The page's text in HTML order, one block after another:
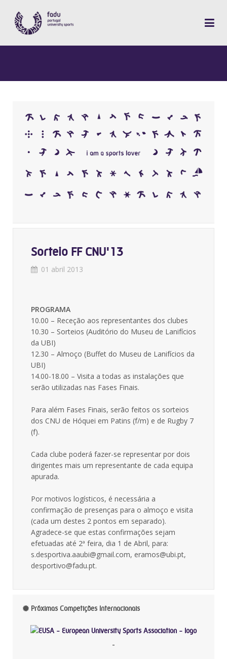
Sorteio FF CNU'13
01 abril 2013
PROGRAMA
10.00 – Receção aos representantes dos clubes
10.30 – Sorteios (Auditório do Museu de Lanifícios
da UBI)
12.30 – Almoço (Buffet do Museu de Lanifícios da
UBI)
14.00-18.00 – Visita a todas as instalações que
serão utilizadas nas Fases Finais.
Para além Fases Finais, serão feitos os sorteios
dos CNU de Hóquei em Patins (f/m) e de Rugby 7
(f).
Cada clube poderá fazer-se representar por dois
dirigentes mais um representante de cada equipa
apurada.
Por motivos logísticos, é necessária a
confirmação de presenças para o almoço e visita
(cada um destes 2 pontos em separado).
Agradece-se que estas confirmações sejam
efetuadas até 2ª feira, dia 1 de Abril, para:
s.desportiva.aaubi@gmail.com, eramos@ubi.pt,
desportivo@fadu.pt.
Próximas Competições Internacionais
-